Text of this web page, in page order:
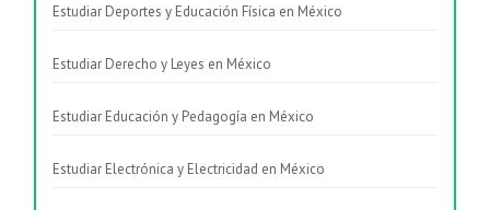
Estudiar Deportes y Educación Física en México
Estudiar Derecho y Leyes en México
Estudiar Educación y Pedagogía en México
Estudiar Electrónica y Electricidad en México